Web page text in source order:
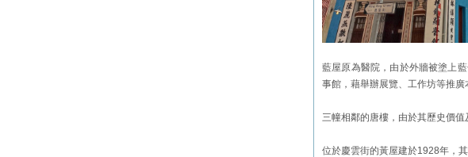
藍屋原為醫院，由於外牆被塗上
事館，藉舉辦展覽、工作坊等推廣
三幢相鄰的唐樓，由於其歷史價
位於慶雲街的黃屋建於1928年，